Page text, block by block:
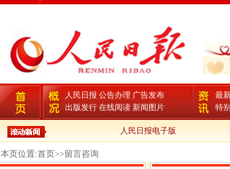
人民日报 公告办理 广告发布
出版发行 在线阅读 新闻图片
最
特
人民日报电子版
本页位置:首页>>留言咨询